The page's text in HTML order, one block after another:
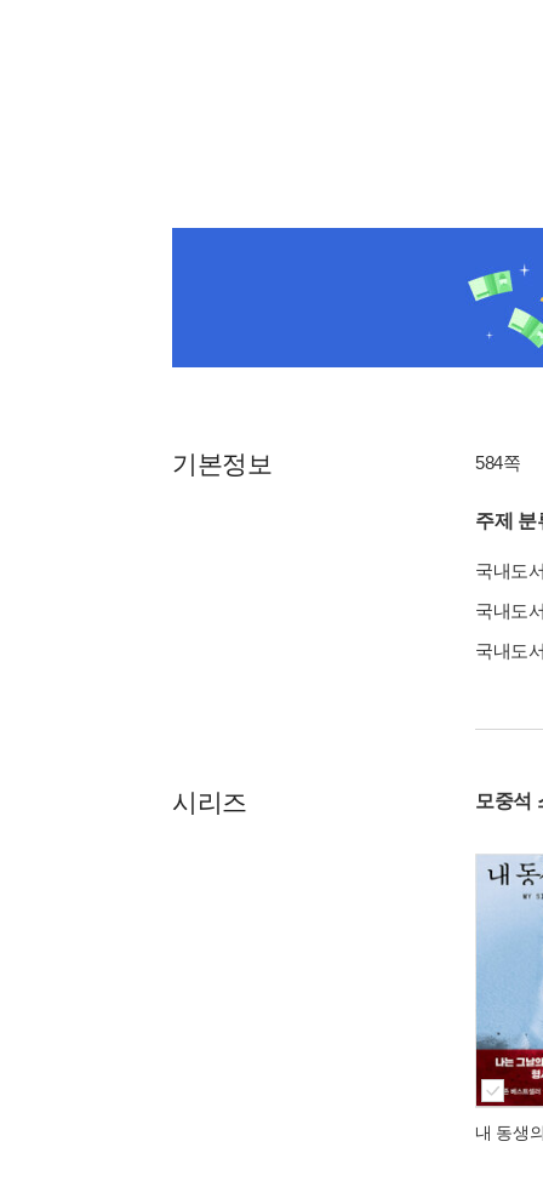
기본정보 584쪽
주제 분
국내도
국내도
국내도
시리즈 모중석
내 동생